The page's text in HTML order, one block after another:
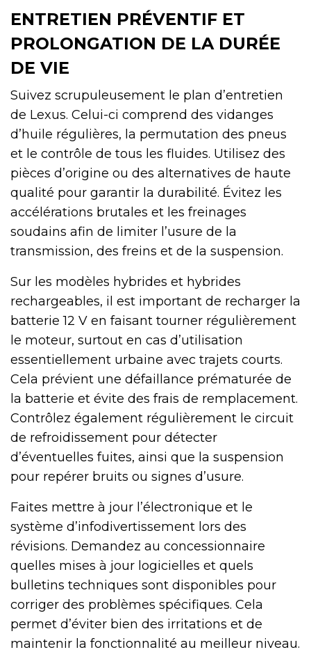
ENTRETIEN PRÉVENTIF ET
PROLONGATION DE LA DURÉE
DE VIE
Suivez scrupuleusement le plan d’entretien
de Lexus. Celui-ci comprend des vidanges
d’huile régulières, la permutation des pneus
et le contrôle de tous les fluides. Utilisez des
pièces d’origine ou des alternatives de haute
qualité pour garantir la durabilité. Évitez les
accélérations brutales et les freinages
soudains afin de limiter l’usure de la
transmission, des freins et de la suspension.
Sur les modèles hybrides et hybrides
rechargeables, il est important de recharger la
batterie 12 V en faisant tourner régulièrement
le moteur, surtout en cas d’utilisation
essentiellement urbaine avec trajets courts.
Cela prévient une défaillance prématurée de
la batterie et évite des frais de remplacement.
Contrôlez également régulièrement le circuit
de refroidissement pour détecter
d’éventuelles fuites, ainsi que la suspension
pour repérer bruits ou signes d’usure.
Faites mettre à jour l’électronique et le
système d’infodivertissement lors des
révisions. Demandez au concessionnaire
quelles mises à jour logicielles et quels
bulletins techniques sont disponibles pour
corriger des problèmes spécifiques. Cela
permet d’éviter bien des irritations et de
maintenir la fonctionnalité au meilleur niveau.